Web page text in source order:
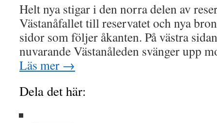
Helt nya stigar i den norra delen av
Västanåfallet till reservatet och nya
sidor som följer åkanten. På västra
nuvarande Västanåleden svänger upp
Läs mer →
Dela det här: